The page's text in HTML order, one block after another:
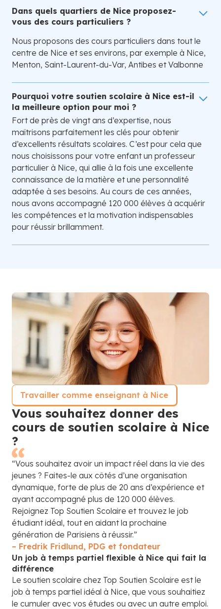
Dans quels quartiers de Nice proposez-
vous des cours particuliers ?
Nous proposons des cours particuliers dans tout le
centre de Nice et ses environs, par exemple à Nice,
Menton, Saint-Laurent-du-Var, Antibes et Valbonne
Pourquoi votre soutien scolaire à Nice est-il
la meilleure option pour moi ?
Fort de près de vingt ans d’expertise, nous
maîtrisons parfaitement les clés pour obtenir
d’excellents résultats scolaires. C’est pour cela que
nous choisissons pour votre enfant un professeur
particulier à Nice, qui allie à la fois une excellente
connaissance de la matière et une personnalité
adaptée à ses besoins. Au cours de ces années,
nous avons accompagné 120 000 élèves à acquérir
les compétences et la motivation indispensables
pour réussir brillamment.
Travailler comme enseignant à Nice
Vous souhaitez donner des
cours de soutien scolaire à Nice
?
“Vous souhaitez avoir un impact réel dans la vie des
jeunes ? Faites-le aux côtés d’une organisation
dynamique, forte de plus de 20 ans d’expérience et
ayant accompagné plus de 120 000 élèves.
Rejoignez Top Soutien Scolaire et trouvez le job
étudiant idéal, tout en aidant la prochaine
génération de Parisiens à réussir.”
– Fredrik Fridlund, PDG et fondateur
Un job à temps partiel flexible à Nice qui fait la
différence
Le soutien scolaire chez Top Soutien Scolaire est le
job à temps partiel idéal à Nice, que vous souhaitiez
le cumuler avec vos études ou avec un autre emploi.